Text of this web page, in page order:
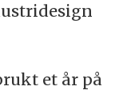
et år på